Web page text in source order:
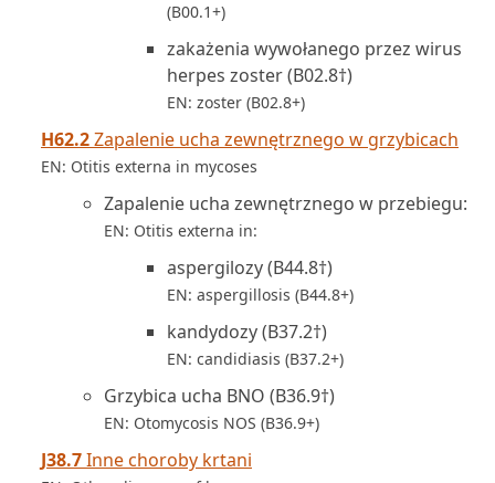
(B00.1+)
zakażenia wywołanego przez wirus
herpes zoster (B02.8†)
EN: zoster (B02.8+)
H62.2Zapalenie ucha zewnętrznego w grzybicach
EN: Otitis externa in mycoses
Zapalenie ucha zewnętrznego w przebiegu:
EN: Otitis externa in:
aspergilozy (B44.8†)
EN: aspergillosis (B44.8+)
kandydozy (B37.2†)
EN: candidiasis (B37.2+)
Grzybica ucha BNO (B36.9†)
EN: Otomycosis NOS (B36.9+)
J38.7Inne choroby krtani